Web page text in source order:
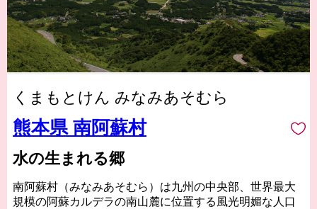
くまもとけん みなみあそむら
熊本県 南阿蘇村
水の生まれる郷
南阿蘇村（みなみあそむら）は九州の中央部、世界最大
規模の阿蘇カルデラの南山麓に位置する風光明媚な人口